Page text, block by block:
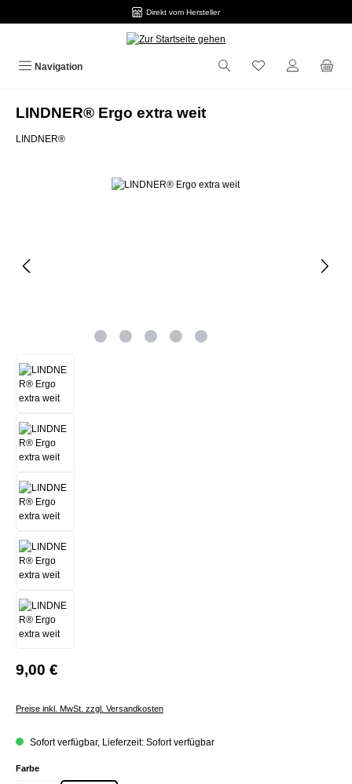
Direkt vom Hersteller
Navigation
LINDNER® Ergo extra weit
LINDNER®
Bildergalerie überspringen
9,00 €
Preise inkl. MwSt. zzgl. Versandkosten
Sofort verfügbar, Lieferzeit: Sofort verfügbar
Farbeauswählen